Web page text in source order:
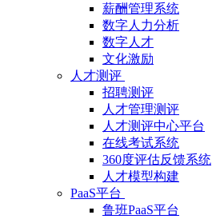
薪酬管理系统
数字人力分析
数字人才
文化激励
人才测评
招聘测评
人才管理测评
人才测评中心平台
在线考试系统
360度评估反馈系统
人才模型构建
PaaS平台
鲁班PaaS平台